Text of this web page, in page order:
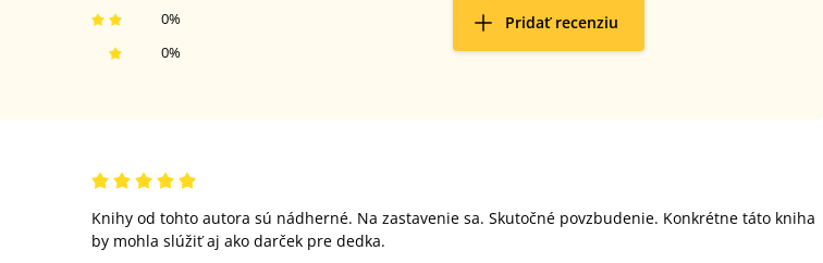
0%
0% Pridať recenziu
Knihy od tohto autora sú nádherné. Na zastavenie sa. Skutočné povzbudenie. Konkrétne táto kniha
by mohla slúžiť aj ako darček pre dedka.